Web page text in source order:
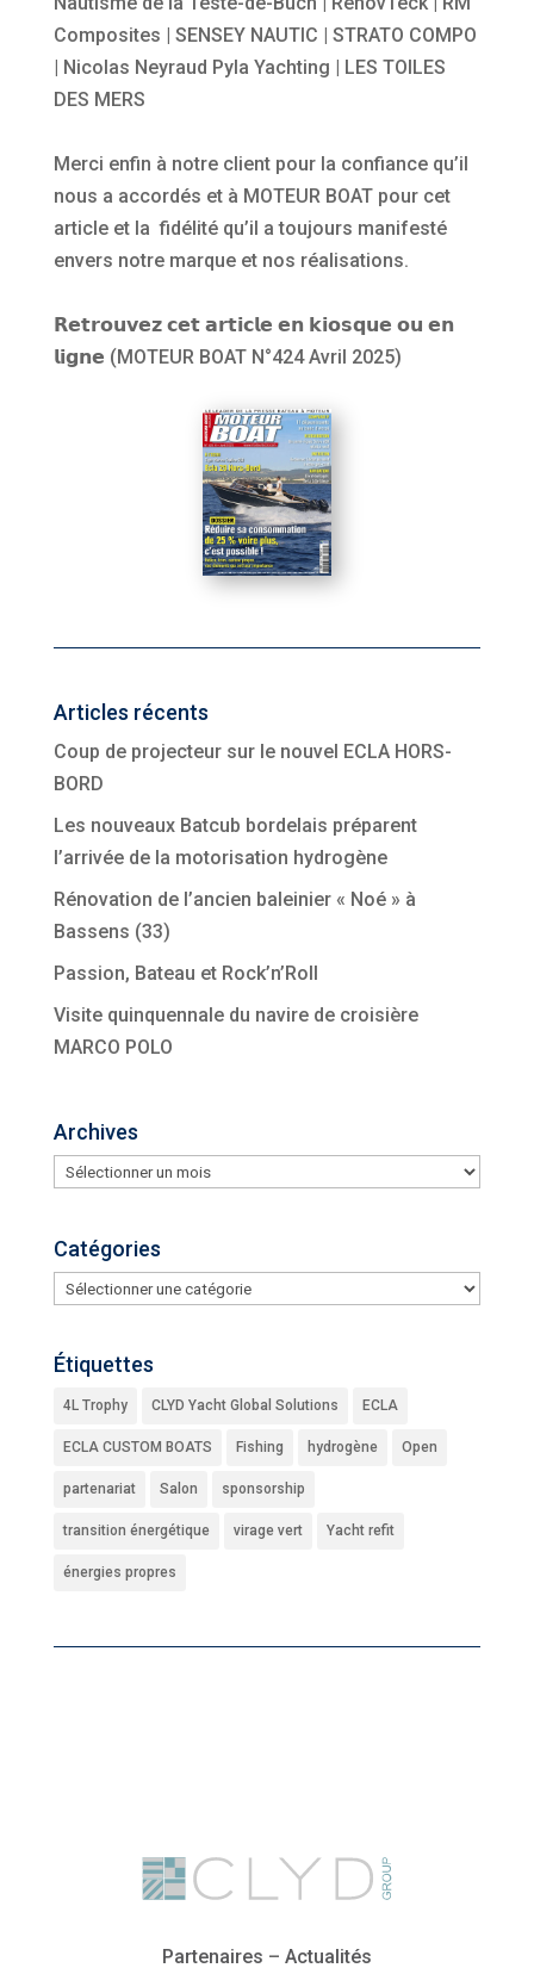
Composites
SENSEY NAUTIC
STRATO COMPO
Nicolas Neyraud Pyla Yachting
LES TOILES
DES MERS
Merci enfin à notre client pour la confiance qu’il
nous a accordés et à MOTEUR BOAT pour cet
article et la fidélité qu’il a toujours manifesté
envers notre marque et nos réalisations.
𝗥𝗲𝘁𝗿𝗼𝘂𝘃𝗲𝘇 𝗰𝗲𝘁 𝗮𝗿𝘁𝗶𝗰𝗹𝗲 𝗲𝗻 𝗸𝗶𝗼𝘀𝗾𝘂𝗲 𝗼𝘂 𝗲𝗻
𝗹𝗶𝗴𝗻𝗲 (MOTEUR BOAT N°424 Avril 2025)
Articles récents
Coup de projecteur sur le nouvel ECLA HORS-
BORD
Les nouveaux Batcub bordelais préparent
l’arrivée de la motorisation hydrogène
Rénovation de l’ancien baleinier « Noé » à
Bassens (33)
Passion, Bateau et Rock’n’Roll
Visite quinquennale du navire de croisière
MARCO POLO
Archives
Archives
Catégories
Catégories
Étiquettes
4L Trophy CLYD Yacht Global Solutions ECLA
ECLA CUSTOM BOATS Fishing hydrogène Open
partenariat Salon sponsorship
transition énergétique virage vert Yacht refit
énergies propres
Partenaires – Actualités